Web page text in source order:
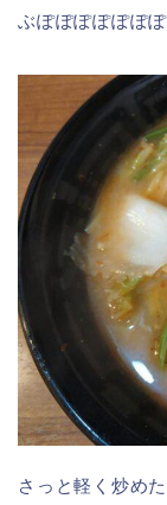
ぶぽぽぽぽぽぽぽ
さっと軽く炒め